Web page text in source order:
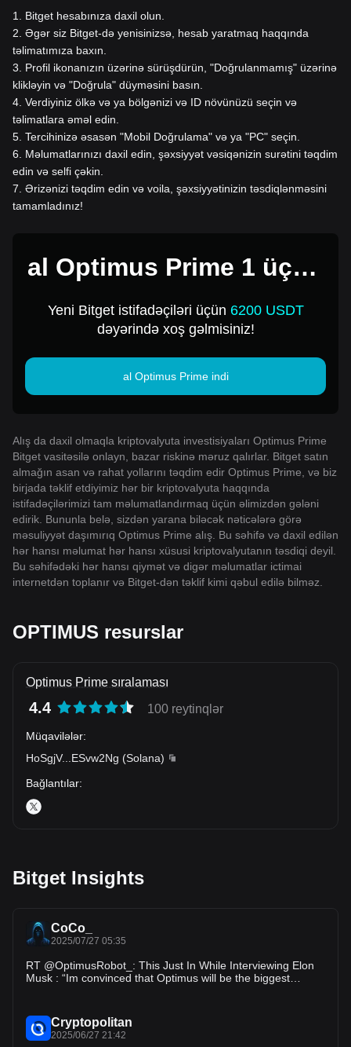
1
Bitget hesabınıza daxil olun.
2 Əgər siz Bitget-də yenisinizsə, hesab yaratmaq haqqında
təlimatımıza baxın.
3
Profil ikonanızın üzərinə sürüşdürün, "Doğrulanmamış" üzərinə
klikləyin və "Doğrula" düyməsini basın.
4 Verdiyiniz ölkə və ya bölgənizi və ID növünüzü seçin və
təlimatlara əməl edin.
5 Tercihinizə əsasən "Mobil Doğrulama" və ya "PC" seçin.
6
Məlumatlarınızı daxil edin, şəxsiyyət vəsiqənizin surətini təqdim
edin və selfi çəkin.
7 Ərizənizi təqdim edin və voila, şəxsiyyətinizin təsdiqlənməsini
tamamladınız!
al Optimus Prime 1 üçün
Yeni Bitget istifadəçiləri üçün 6200 USDT
dəyərində xoş gəlmisiniz!
al Optimus Prime indi
Alış da daxil olmaqla kriptovalyuta investisiyaları Optimus Prime
Bitget vasitəsilə onlayn, bazar riskinə məruz qalırlar. Bitget satın
almağın asan və rahat yollarını təqdim edir Optimus Prime, və biz
birjada təklif etdiyimiz hər bir kriptovalyuta haqqında
istifadəçilərimizi tam məlumatlandırmaq üçün əlimizdən gələni
edirik. Bununla belə, sizdən yarana biləcək nəticələrə görə
məsuliyyət daşımırıq Optimus Prime alış. Bu səhifə və daxil edilən
hər hansı məlumat hər hansı xüsusi kriptovalyutanın təsdiqi deyil.
Bu səhifədəki hər hansı qiymət və digər məlumatlar ictimai
internetdən toplanır və Bitget-dən təklif kimi qəbul edilə bilməz.
OPTIMUS resurslar
Optimus Prime sıralaması
4.4 100 reytinqlər
Müqavilələr:
HoSgjV... ESvw2Ng (Solana)
Bağlantılar:
Bitget Insights
CoCo_
2025/07/27 05:35
RT @OptimusRobot_: This Just In While Interviewing Elon
Musk : “Im convinced that Optimus will be the biggest
Cryptopolitan
2025/06/27 21:42